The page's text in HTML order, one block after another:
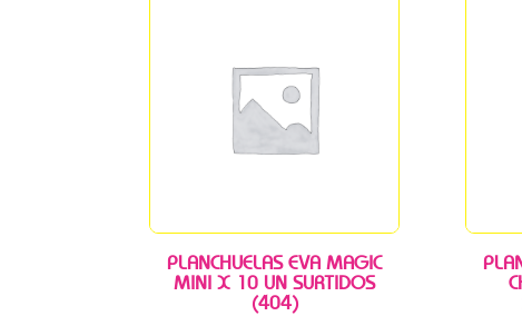
PLANCHUELAS EVA MAGIC
MINI X 10 UN SURTIDOS
(404)